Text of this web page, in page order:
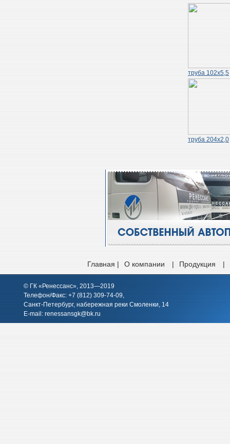
труба 102х5,5
труба 204х2,0
Главная | О компании | Продукция |
© ГК «Ренессанс», 2013—2019
Телефон/Факс: +7 (812) 309-74-09,
Санкт-Петербург, набережная реки Смоленки, 14
E-mail: renessansgk@bk.ru